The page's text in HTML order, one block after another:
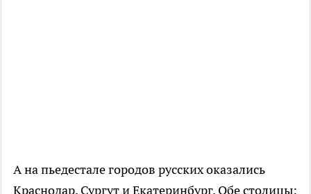
А на пьедестале городов русских оказались
Краснодар, Сургут и Екатеринбург. Обе столицы: